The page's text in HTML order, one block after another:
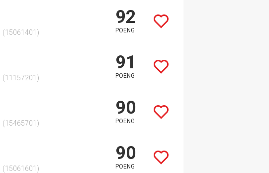
(15061401)
92
POENG
(11157201)
91
POENG
(15465701)
90
POENG
(15061601)
90
POENG